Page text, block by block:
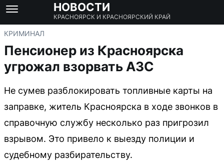
НОВОСТИ
КРАСНОЯРСК И КРАСНОЯРСКИЙ КРАЙ
КРИМИНАЛ
Пенсионер из Красноярска
угрожал взорвать АЗС
Не сумев разблокировать топливные карты на
заправке, житель Красноярска в ходе звонков в
справочную службу несколько раз пригрозил
взрывом. Это привело к выезду полиции и
судебному разбирательству.